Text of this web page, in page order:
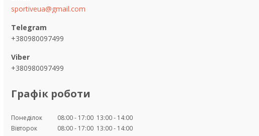
sportiveua@gmail.com
+380980097499
+380980097499
Графік роботи
Понеділок 08:00 17:00 13:00
14:00
Вівторок
08:00 17:00 13:00
14:00